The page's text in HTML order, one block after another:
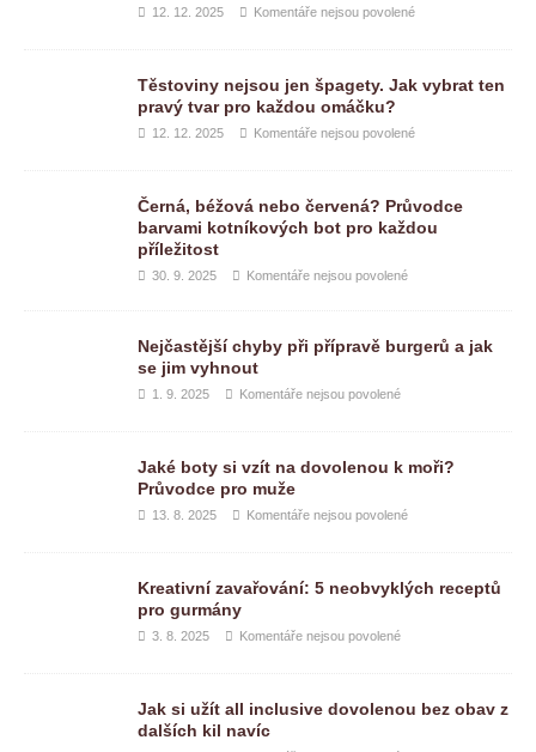
12. 12. 2025 Komentáře nejsou povolené
Těstoviny nejsou jen špagety. Jak vybrat ten
pravý tvar pro každou omáčku?
12. 12. 2025 Komentáře nejsou povolené
Černá, béžová nebo červená? Průvodce
barvami kotníkových bot pro každou
příležitost
30. 9. 2025 Komentáře nejsou povolené
Nejčastější chyby při přípravě burgerů a jak
se jim vyhnout
1. 9. 2025 Komentáře nejsou povolené
Jaké boty si vzít na dovolenou k moři?
Průvodce pro muže
13. 8. 2025 Komentáře nejsou povolené
Kreativní zavařování: 5 neobvyklých receptů
pro gurmány
3. 8. 2025 Komentáře nejsou povolené
Jak si užít all inclusive dovolenou bez obav z
dalších kil navíc